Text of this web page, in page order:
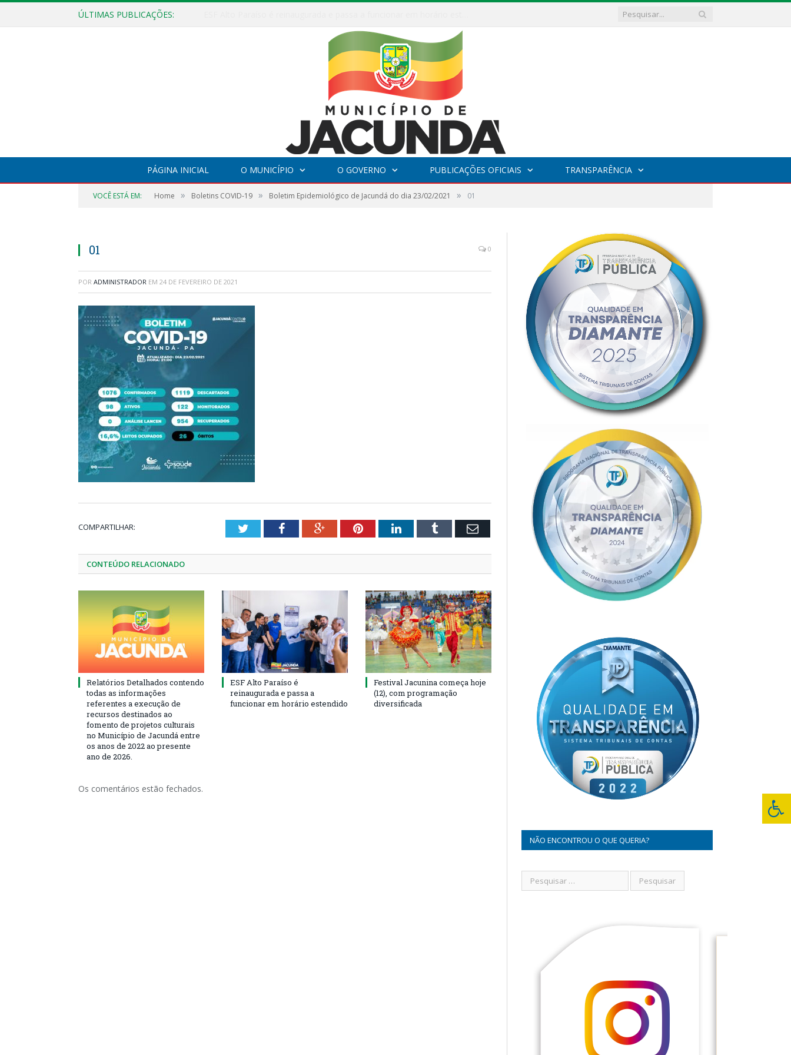
ÚLTIMAS PUBLICAÇÕES:
PÁGINA INICIAL O MUNICÍPIO O GOVERNO PUBLICAÇÕES OFICIAIS TRANSPARÊNCIA
VOCÊ ESTÁ EM: Home » Boletins COVID-19 » Boletim Epidemiológico de Jacundá do dia 23/02/2021 » 01
01 0
POR ADMINISTRADOR EM 24 DE FEVEREIRO DE 2021
COMPARTILHAR: TwitterFacebookGoogle+PinterestLinkedInTumblr Email
CONTEÚDO RELACIONADO
Relatórios Detalhados contendo
todas as informações
referentes a execução de
recursos destinados ao
fomento de projetos culturais
no Município de Jacundá entre
os anos de 2022 ao presente
ano de 2026.
ESF Alto Paraíso é
reinaugurada e passa a
funcionar em horário estendido
Festival Jacunina começa hoje
(12), com programação
diversificada
Os comentários estão fechados.
NÃO ENCONTROU O QUE QUERIA?